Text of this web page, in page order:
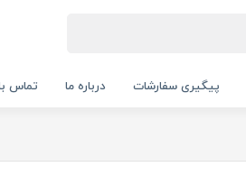
پیگیری سفارشات درباره ما تماس